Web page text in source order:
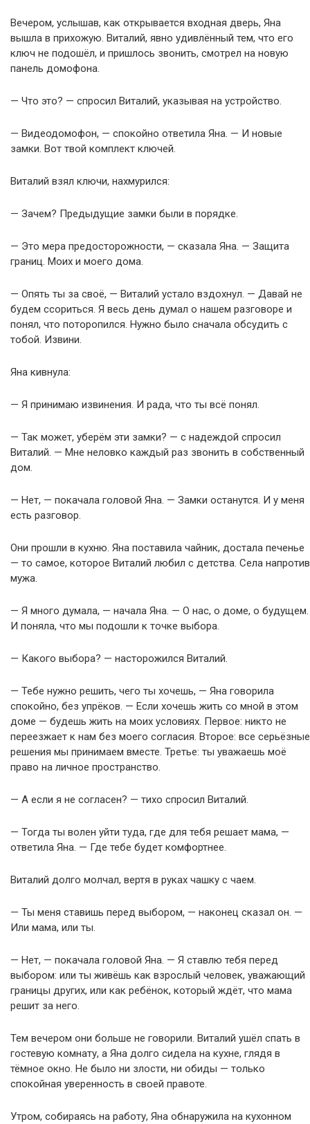
Вечером, услышав, как открывается входная дверь, Яна
вышла в прихожую. Виталий, явно удивлённый тем, что его
ключ не подошёл, и пришлось звонить, смотрел на новую
панель домофона.
— Что это? — спросил Виталий, указывая на устройство.
— Видеодомофон, — спокойно ответила Яна. — И новые
замки. Вот твой комплект ключей.
Виталий взял ключи, нахмурился:
— Зачем? Предыдущие замки были в порядке.
— Это мера предосторожности, — сказала Яна. — Защита
границ. Моих и моего дома.
— Опять ты за своё, — Виталий устало вздохнул. — Давай не
будем ссориться. Я весь день думал о нашем разговоре и
понял, что поторопился. Нужно было сначала обсудить с
тобой. Извини.
Яна кивнула:
— Я принимаю извинения. И рада, что ты всё понял.
— Так может, уберём эти замки? — с надеждой спросил
Виталий. — Мне неловко каждый раз звонить в собственный
дом.
— Нет, — покачала головой Яна. — Замки останутся. И у меня
есть разговор.
Они прошли в кухню. Яна поставила чайник, достала печенье
— то самое, которое Виталий любил с детства. Села напротив
мужа.
— Я много думала, — начала Яна. — О нас, о доме, о будущем.
И поняла, что мы подошли к точке выбора.
— Какого выбора? — насторожился Виталий.
— Тебе нужно решить, чего ты хочешь, — Яна говорила
спокойно, без упрёков. — Если хочешь жить со мной в этом
доме — будешь жить на моих условиях. Первое: никто не
переезжает к нам без моего согласия. Второе: все серьёзные
решения мы принимаем вместе. Третье: ты уважаешь моё
право на личное пространство.
— А если я не согласен? — тихо спросил Виталий.
— Тогда ты волен уйти туда, где для тебя решает мама, —
ответила Яна. — Где тебе будет комфортнее.
Виталий долго молчал, вертя в руках чашку с чаем.
— Ты меня ставишь перед выбором, — наконец сказал он. —
Или мама, или ты.
— Нет, — покачала головой Яна. — Я ставлю тебя перед
выбором: или ты живёшь как взрослый человек, уважающий
границы других, или как ребёнок, который ждёт, что мама
решит за него.
Тем вечером они больше не говорили. Виталий ушёл спать в
гостевую комнату, а Яна долго сидела на кухне, глядя в
тёмное окно. Не было ни злости, ни обиды — только
спокойная уверенность в своей правоте.
Утром, собираясь на работу, Яна обнаружила на кухонном